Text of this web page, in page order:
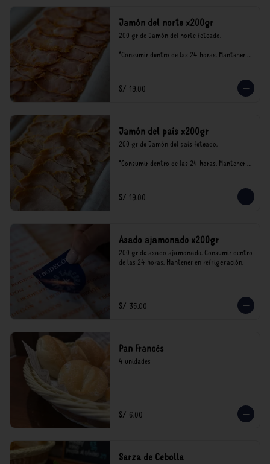
Jamón del norte x200gr
200 gr de Jamón del norte feteado.
*Consumir dentro de las 24 horas. Mantener
incluyen impuestos de ley y recargo al
consumo.
S/ 19.00
Jamón del país x200gr
200 gr de Jamón del país feteado.
*Consumir dentro de las 24 horas. Mantener
incluyen impuestos de ley y recargo al
consumo.
S/ 19.00
Asado ajamonado x200gr
200 gr de asado ajamonado. Consumir dentro
de las 24 horas. Mantener en refrigeración.
S/ 35.00
Pan Francés
4 unidades
S/ 6.00
Sarza de Cebolla